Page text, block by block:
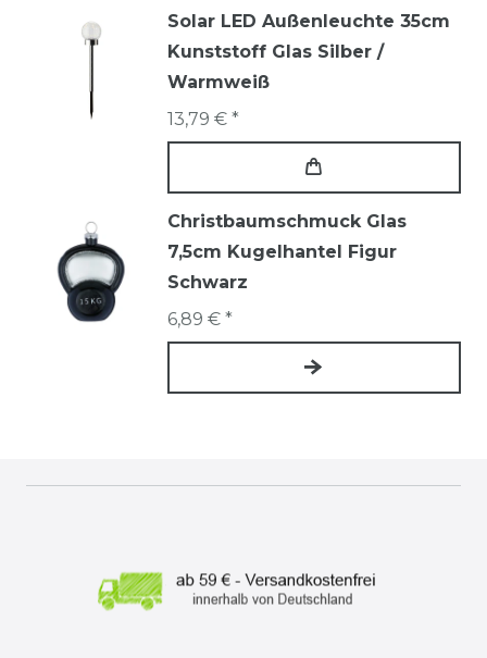
Solar LED Außenleuchte 35cm
Kunststoff Glas Silber /
Warmweiß
13,79 € *
Christbaumschmuck Glas
7,5cm Kugelhantel Figur
Schwarz
6,89 € *